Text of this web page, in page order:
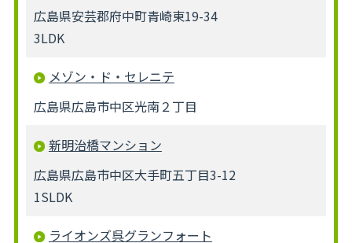
広島県安芸郡府中町青崎東19-34
3LDK
メゾン・ド・セレニテ
広島県広島市中区光南２丁目
新明治橋マンション
広島県広島市中区大手町五丁目3-12
1SLDK
ライオンズ呉グランフォート